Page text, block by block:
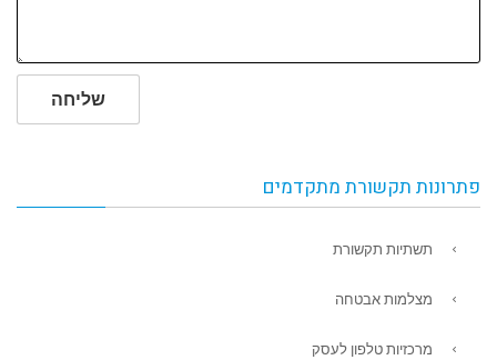
שליחה
פתרונות תקשורת מתקדמים
תשתיות תקשורת
מצלמות אבטחה
מרכזיות טלפון לעסק